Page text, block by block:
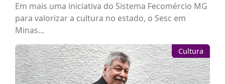
Em mais uma iniciativa do Sistema Fecomércio MG
para valorizar a cultura no estado, o Sesc em
Minas...
Cultura